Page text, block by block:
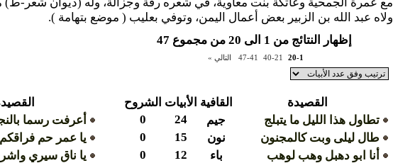
ولاه عبد الله بن الزبير بعض أعمال اليمن، وتوفي بعليب ( موضع بتهامة ).
إظهار النتائج من 1 الى 20 من مجموع 47
20-1
40-21
47-41 التالي »
القصيدة القافية الأبيات الشروح
تطاول هذا الليل ما يتبلج
جيم 24
0 أعرفت رسما
طال ليلى وبت كالمجنون
نون 15
0 يا عمر حم فراقكم
أنا ابو دهبل وهب لوهب
باء 12
0 يا ناق سيري